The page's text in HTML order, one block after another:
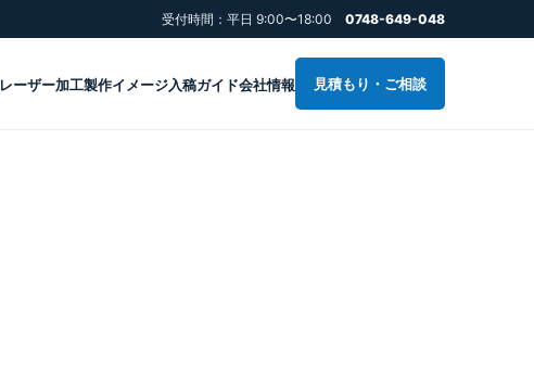
受付時間：平日 9:00〜18:00 0748-649-048
レーザー加工製作イメージ入稿ガイド会社情報 見積もり・ご相談